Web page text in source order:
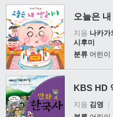
오늘은
지음 나카가
시후미
분류 어린이
KBS HD
지음 김영